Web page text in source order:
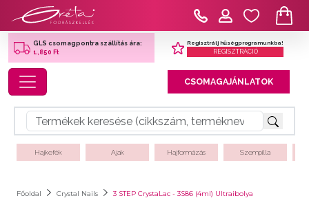
GLS csomagpontra szállítás ára:
1,850 Ft
Regisztrálj hűségprogramunkba!
REGISZTRÁCIÓ
Toggle navigation CSOMAGAJÁNLATOK
Hajkefék Ajak Hajformázás Szempilla
Főoldal Crystal Nails 3 STEP CrystaLac - 3S86 (4ml) Ultraibolya